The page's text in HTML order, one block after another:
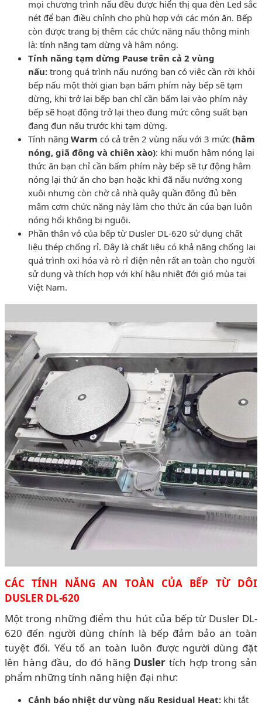
mọi chương trình nấu đều được hiển thị qua đèn Led sắc
nét để bạn điều chỉnh cho phù hợp với các món ăn. Bếp
còn được trang bị thêm các chức năng nấu thông minh
là: tính năng tạm dừng và hâm nóng.
Tính năng tạm dừng Pause trên cả 2 vùng
nấu: trong quá trình nấu nướng bạn có viêc cần rời khỏi
bếp nấu một thời gian bạn bấm phím này bếp sẽ tạm
dừng, khi trở lại bếp bạn chỉ cần bấm lại vào phím này
bếp sẽ hoạt động trở lại theo đung mức công suất bạn
đang đun nấu trước khi tạm dừng.
Tính năng Warm có cả trên 2 vùng nấu với 3 mức (hâm
nóng, giã đông và chiên xào): khi muốn hâm nóng lại
thức ăn bạn chỉ cần bấm phím này bếp sẽ tự động hâm
nóng lại thứ ăn cho bạn hoặc khi đã nấu nướng xong
xuôi nhưng còn chờ cả nhà quây quần đông đủ bên
mâm cơm chức năng này làm cho thức ăn của bạn luôn
nóng hổi không bị nguội.
Phần thân vỏ của bếp từ Dusler DL-620 sử dụng chất
liệu thép chống rỉ. Đây là chất liệu có khả năng chống lại
quá trình oxi hóa và rò rỉ điện nên rất an toàn cho người
sử dụng và thích hợp với khí hậu nhiệt đới gió mùa tại
Việt Nam.
CÁC TÍNH NĂNG AN TOÀN CỦA BẾP TỪ DÔI
DUSLER DL-620
Một trong những điểm thu hút của bếp từ Dusler DL-
620 đến người dùng chính là bếp đảm bảo an toàn
tuyệt đối. Yếu tố an toàn luôn được người dùng đặt
lên hàng đầu, do đó hãng Dusler tích hợp trong sản
phẩm những tính năng hiện đại như:
Cảnh báo nhiệt dư vùng nấu Residual Heat: khi tắt